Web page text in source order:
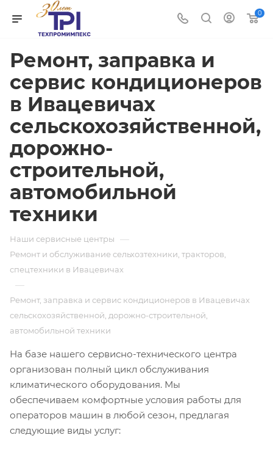
0
Ремонт, заправка и
сервис кондиционеров
в Ивацевичах
сельскохозяйственной,
дорожно-
строительной,
автомобильной
техники
Наши сервисные центры —
Ремонт и обслуживание сельхозтехники, тракторов,
спецтехники в Ивацевичах
—
Ремонт, заправка и сервис кондиционеров в Ивацевичах
сельскохозяйственной, дорожно-строительной,
автомобильной техники
На базе нашего сервисно-технического центра
организован полный цикл обслуживания
климатического оборудования. Мы
обеспечиваем комфортные условия работы для
операторов машин в любой сезон, предлагая
следующие виды услуг: